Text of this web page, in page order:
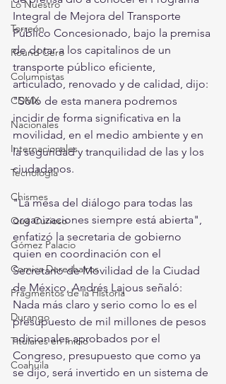
Lo Nuestro
Torreón
Round Cero
Columnistas
CDMX
Nacionales
Internacionales
Tecnología
Chismes
Qué Curioso
Gómez Palacio
Comics Derechairos
Fragmentos de la Historia
Durango
Titulares en Inicio
Coahuila
Integral de Mejora del Transporte
Público Concesionado, bajo la premisa
de dotar a los capitalinos de un
transporte público eficiente,
articulado, renovado y de calidad, dijo:
"Sólo de esta manera podremos
incidir de forma significativa en la
movilidad, en el medio ambiente y en
la seguridad y tranquilidad de las y los
ciudadanos.
"La mesa del diálogo para todas las
organizaciones siempre está abierta",
enfatizó la secretaria de gobierno
quien en coordinación con el
Secretario de Movilidad de la Ciudad
de México, Andrés Lajous señaló:
Nada más claro y serio como lo es el
presupuesto de mil millones de pesos
adicionales aprobados por el
Congreso, presupuesto que como ya
se dijo, será invertido en un sistema de